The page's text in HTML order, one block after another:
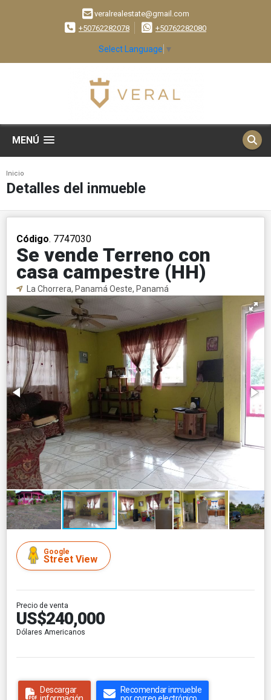
veralrealestate@gmail.com
+50762282078
+50762282080
Select Language ▼
MENÚ
Inicio
Detalles del inmueble
Código. 7747030
Se vende Terreno con
casa campestre (HH)
La Chorrera, Panamá Oeste, Panamá
Google
Street View
Precio de venta
US$240,000
Dólares Americanos
Descargar
Recomendar inmueble